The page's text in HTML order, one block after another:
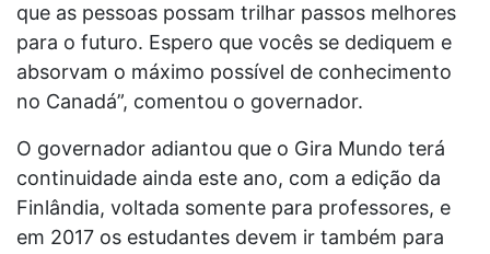
que as pessoas possam trilhar passos melhores
para o futuro. Espero que vocês se dediquem e
absorvam o máximo possível de conhecimento
no Canadá”, comentou o governador.
O governador adiantou que o Gira Mundo terá
continuidade ainda este ano, com a edição da
Finlândia, voltada somente para professores, e
em 2017 os estudantes devem ir também para